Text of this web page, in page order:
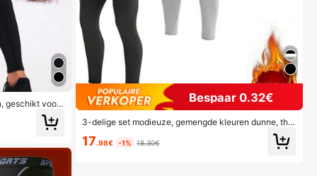
geschikt voor
sport, al
Bespaar 0.32€
3-delige set modieuze, gemengde kleuren dunne, the
rmische onderkleding voor heren, elastische, getaillee
rde sportleggings en warme, lange broeken voor herfs
17.98€ -1% 18.30€